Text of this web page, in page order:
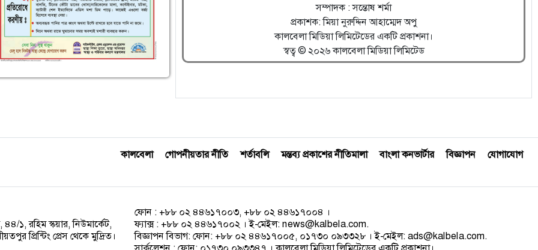
সম্পাদক : সন্তোষ শর্মা
প্রকাশক: মিয়া নুরুদ্দিন আহাম্মেদ অপু
কালবেলা মিডিয়া লিমিটেডের একটি প্রকাশনা।
স্বত্ব © ২০২৬ কালবেলা মিডিয়া লিমিটেড
কালবেলা গোপনীয়তার নীতি শর্তাবলি মন্তব্য প্রকাশের নীতিমালা বাংলা কনভার্টার বিজ্ঞাপন যোগাযোগ
৪৪/১, রহিম স্কয়ার, নিউমার্কেট,
প্রিন্টিং প্রেস থেকে মুদ্রিত।
ফোন : +৮৮ ০২ ৪৪৬১৭০০৩, +৮৮ ০২ ৪৪৬১৭০০৪ ।
ফ্যাক্স : +৮৮ ০২ ৪৪৬১৭০০২ । ই-মেইল:news@kalbela.com.
বিজ্ঞাপন বিভাগ: ফোন: +৮৮ ০২ ৪৪৬১৭০০৫, ০১৭৩০ ০৯৩৩২৮ । ই-মেইল:ads@kalbela.com.